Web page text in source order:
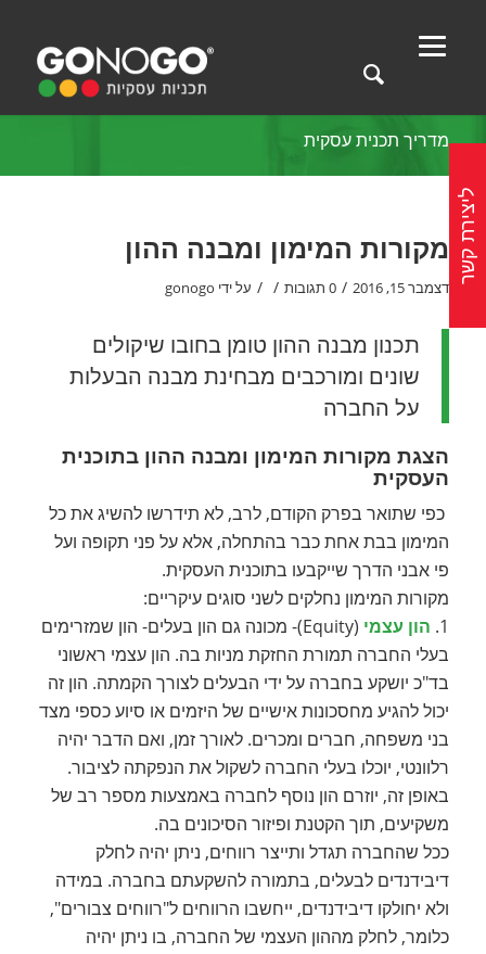
מדריך תכנית עסקית
מקורות המימון ומבנה ההון
דצמבר 15, 2016 / 0 תגובות /
/ על ידי gonogo
תכנון מבנה ההון טומן בחובו שיקולים
שונים ומורכבים מבחינת מבנה הבעלות
על החברה
הצגת מקורות המימון ומבנה ההון בתוכנית
העסקית
כפי שתואר בפרק הקודם, לרב, לא תידרשו להשיג את כל
המימון בבת אחת כבר בהתחלה, אלא על פני תקופה ועל
פי אבני הדרך שייקבעו בתוכנית העסקית.
מקורות המימון נחלקים לשני סוגים עיקריים:
1. הון עצמי
(Equity)- מכונה גם הון בעלים- הון שמזרימים
בעלי החברה תמורת החזקת מניות בה. הון עצמי ראשוני
בד"כ יושקע בחברה על ידי הבעלים לצורך הקמתה. הון זה
יכול להגיע מחסכונות אישיים של היזמים או סיוע כספי מצד
בני משפחה, חברים ומכרים. לאורך זמן, ואם הדבר יהיה
רלוונטי, יוכלו בעלי החברה לשקול את הנפקתה לציבור.
באופן זה, יוזרם הון נוסף לחברה באמצעות מספר רב של
משקיעים, תוך הקטנת ופיזור הסיכונים בה.
ככל שהחברה תגדל ותייצר רווחים, ניתן יהיה לחלק
דיבידנדים לבעלים, בתמורה להשקעתם בחברה. במידה
ולא יחולקו דיבידנדים, ייחשבו הרווחים ל"רווחים צבורים",
כלומר, לחלק מההון העצמי של החברה, בו ניתן יהיה
ליצירת קשר